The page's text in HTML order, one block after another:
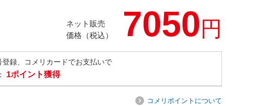
ネット販売
価格（税込）
7050円
登録、コメリカードでお支払いで
1ポイント獲得
コメリポイントについて